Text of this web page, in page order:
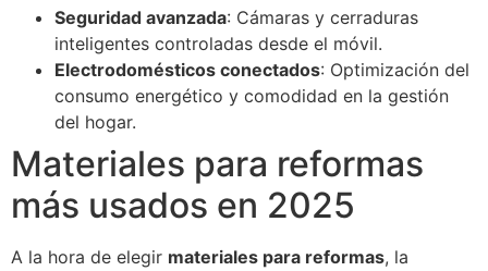
Seguridad avanzada: Cámaras y cerraduras
inteligentes controladas desde el móvil.
Electrodomésticos conectados: Optimización del
consumo energético y comodidad en la gestión
del hogar.
Materiales para reformas
más usados en 2025
A la hora de elegir materiales para reformas, la